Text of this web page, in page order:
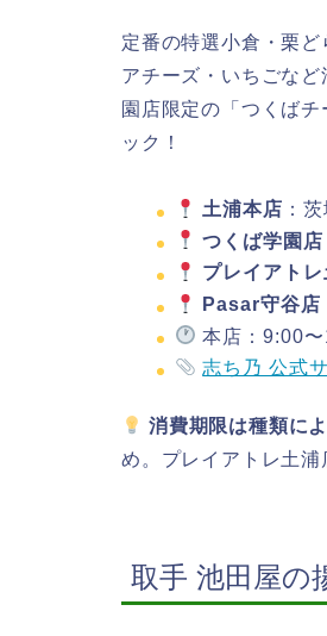
定番の特選小倉・栗ど
アチーズ・いちごな
園店限定の「つくば
ック！
土浦本店 ：
つくば学園店
プレイアト
Pasar守谷店
本店：9:00〜
志ち乃 公式
消費期限は種類に
め。プレイアトレ土
取手 池田屋の